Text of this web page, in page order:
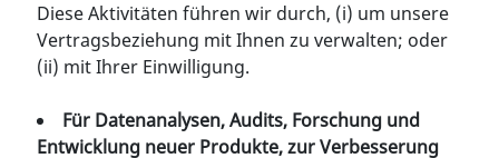
Diese Aktivitäten führen wir durch, (i) um unsere
Vertragsbeziehung mit Ihnen zu verwalten; oder
(ii) mit Ihrer Einwilligung.
Für Datenanalysen, Audits, Forschung und
Entwicklung neuer Produkte, zur Verbesserung